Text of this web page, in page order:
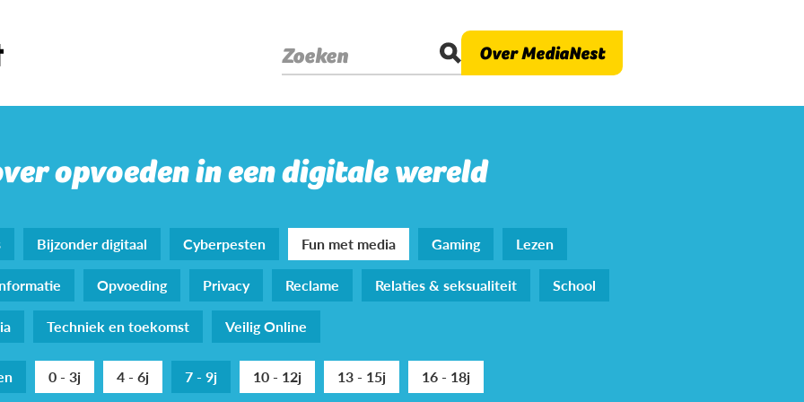
Zoeken Over MediaNest
opvoeden in een digitale wereld
Bijzonder digitaal Cyberpesten Fun met media Gaming
Lezen
Opvoeding Privacy Reclame Relaties & seksualiteit
School
Techniek en toekomst Veilig Online
0 - 3j 4 - 6j 7 - 9j 10 - 12j 13 - 15j 16 - 18j